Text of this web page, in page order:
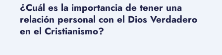
¿Cuál es la importancia de tener una
relación personal con el Dios Verdadero
en el Cristianismo?